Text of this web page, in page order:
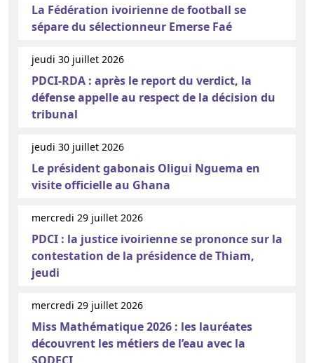
La Fédération ivoirienne de football se
sépare du sélectionneur Emerse Faé
jeudi 30 juillet 2026
PDCI-RDA : après le report du verdict, la
défense appelle au respect de la décision du
tribunal
jeudi 30 juillet 2026
Le président gabonais Oligui Nguema en
visite officielle au Ghana
mercredi 29 juillet 2026
PDCI : la justice ivoirienne se prononce sur la
contestation de la présidence de Thiam,
jeudi
mercredi 29 juillet 2026
Miss Mathématique 2026 : les lauréates
découvrent les métiers de l’eau avec la